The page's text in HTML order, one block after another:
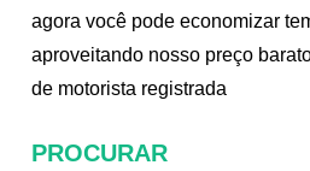
agora você pode economizar
aproveitando nosso preço
de motorista registrada
PROCURAR